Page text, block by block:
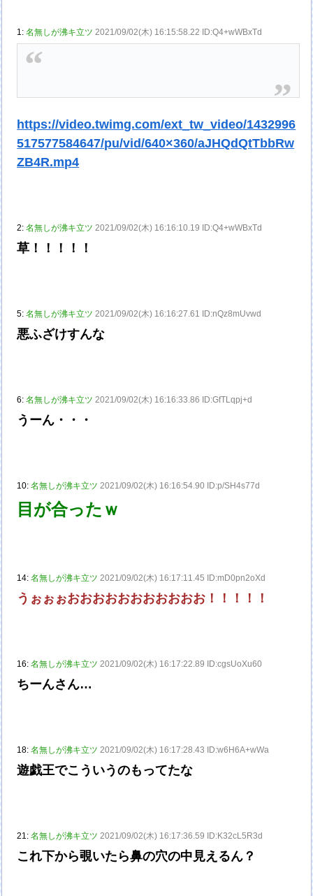
1:名無しが沸キ立ツ 2021/09/02(木) 16:15:58.22 ID:Q4+wWBxTd
https://video.twimg.com/ext_tw_video/1432996
517577584647/pu/vid/640×360/aJHQdQtTbbRw
ZB4R.mp4
2:名無しが沸キ立ツ 2021/09/02(木) 16:16:10.19 ID:Q4+wWBxTd
草！！！！！
5:名無しが沸キ立ツ 2021/09/02(木) 16:16:27.61 ID:nQz8mUvwd
悪ふざけすんな
6:名無しが沸キ立ツ 2021/09/02(木) 16:16:33.86 ID:GfTLqpj+d
うーん・・・
10:名無しが沸キ立ツ 2021/09/02(木) 16:16:54.90 ID:p/SH4s77d
目が合ったｗ
14:名無しが沸キ立ツ 2021/09/02(木) 16:17:11.45 ID:mD0pn2oXd
うぉぉぉおおおおおおおおおおお！！！！！
16:名無しが沸キ立ツ 2021/09/02(木) 16:17:22.89 ID:cgsUoXu60
ちーんさん…
18:名無しが沸キ立ツ 2021/09/02(木) 16:17:28.43 ID:w6H6A+wWa
遊戯王でこういうのもってたな
21:名無しが沸キ立ツ 2021/09/02(木) 16:17:36.59 ID:K32cL5R3d
これ下から覗いたら鼻の穴の中見えるん？